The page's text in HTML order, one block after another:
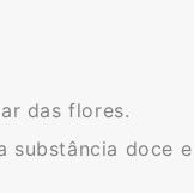
das flores.
substância doce e